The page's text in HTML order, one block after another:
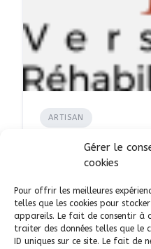
Gérer le
cookies
Pour offrir les meilleures
telles que les cookies pour
appareils. Le fait de consentir à
traiter des données telles que le
ID uniques sur ce site. Le fait de
ARTISAN
Version
Entreprise de
AJOUTÉ LE 17 JANVIER
75 Paris